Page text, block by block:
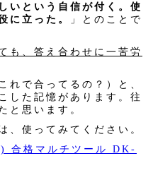
いという自信が付く。使
に立った。
」とのことで
も、答え合わせに一苦労
で合ってるの？）と、
した記憶があります。往
と思います。
使ってみてください。
合格マルチツール DK-